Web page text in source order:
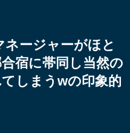
ネージャーがほと
宿に帯同し当然の
しまうwの印象的